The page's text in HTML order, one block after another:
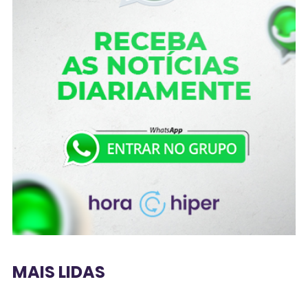
MAIS LIDAS